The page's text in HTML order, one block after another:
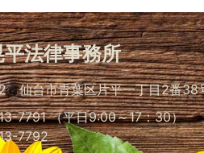
仙台市青葉区片平一丁目2番
7791 （平日9:00～17：30）
7792